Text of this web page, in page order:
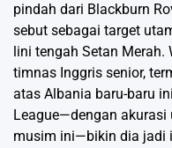
pindah dari Blackburn
sebut sebagai target
lini tengah Setan
timnas Inggris senior,
atas Albania baru-baru
League—dengan
musim ini—bikin dia jadi